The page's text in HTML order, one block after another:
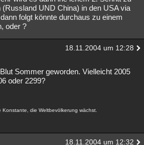
Alle
UND China) in den USA via
folgt könnte durchaus zu einem
oder ?
18.11.2004 um 12:28
Sommer geworden. Vielleicht 2005
oder 2299?
die Weltbevölkerung wächst.
18.11.2004 um 12:32